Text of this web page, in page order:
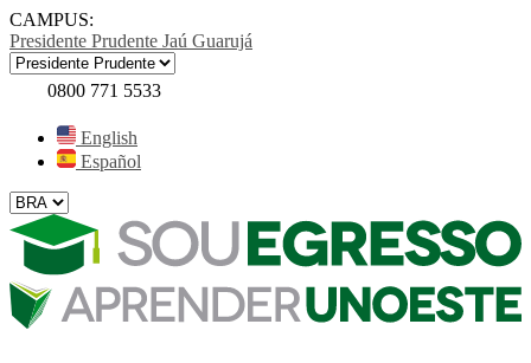
CAMPUS:
Presidente Prudente Jaú Guarujá
0800 771 5533
English
Español